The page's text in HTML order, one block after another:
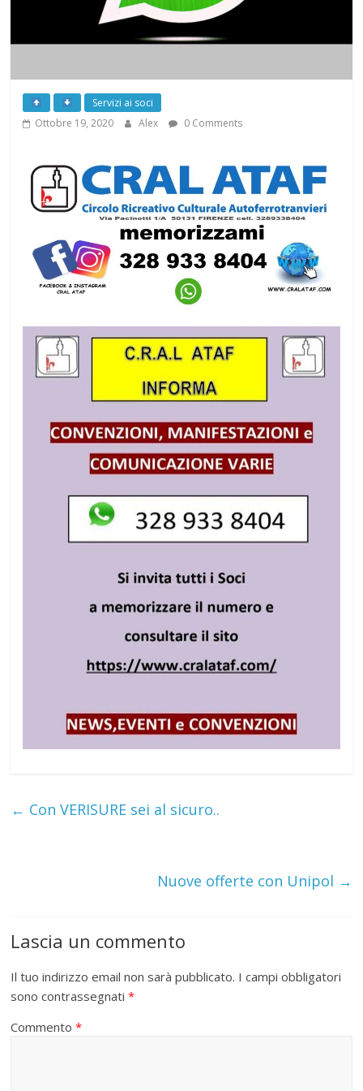
Servizi ai soci
Ottobre 19, 2020
Alex 0 Comments
← Con VERISURE sei al sicuro..
Nuove offerte con Unipol →
Lascia un commento
Il tuo indirizzo email non sarà pubblicato. I campi obbligatori
sono contrassegnati*
Commento*